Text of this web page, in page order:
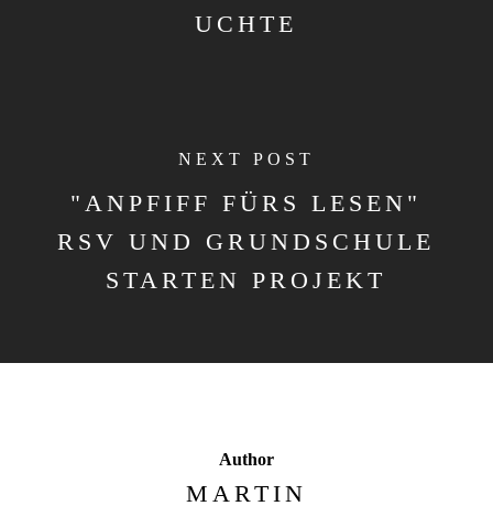
UCHTE
NEXT POST
"ANPFIFF FÜRS LESEN"
RSV UND GRUNDSCHULE
STARTEN PROJEKT
Author
MARTIN